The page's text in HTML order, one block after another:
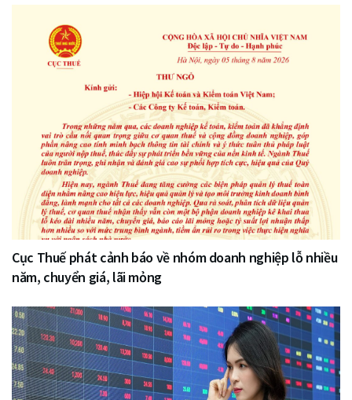
Cục Thuế phát cảnh báo về nhóm doanh nghiệp lỗ nhiều
năm, chuyển giá, lãi mỏng